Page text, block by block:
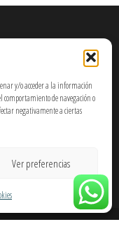
y/o acceder a la información
comportamiento de navegación o
negativamente a ciertas
Ver preferencias